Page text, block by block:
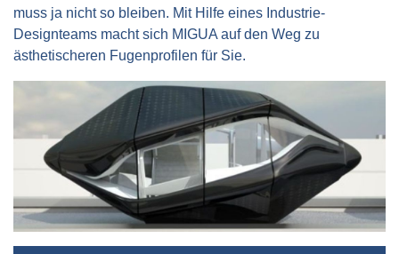
muss ja nicht so bleiben. Mit Hilfe eines Industrie-
Designteams macht sich MIGUA auf den Weg zu
ästhetischeren Fugenprofilen für Sie.